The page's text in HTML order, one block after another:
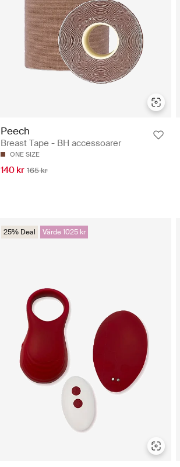
Peech
Breast Tape - BH accessoarer
ONE SIZE
140 kr 165 kr
25% Deal Värde 1025 kr